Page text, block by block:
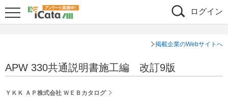
ログイン
掲載企業のWebサイトへ
APW 330共通説明書施工編 改訂9版
ＹＫＫ ＡＰ株式会社 ＷＥＢカタログ